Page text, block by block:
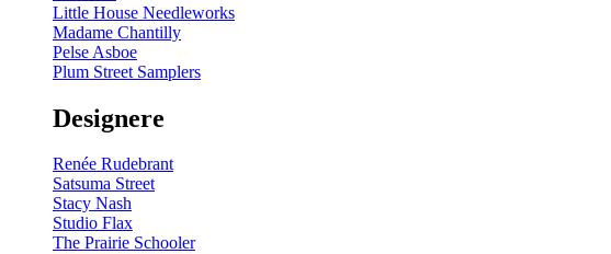
Little House Needleworks
Madame Chantilly
Pelse Asboe
Plum Street Samplers
Designere
Renée Rudebrant
Satsuma Street
Stacy Nash
Studio Flax
The Prairie Schooler